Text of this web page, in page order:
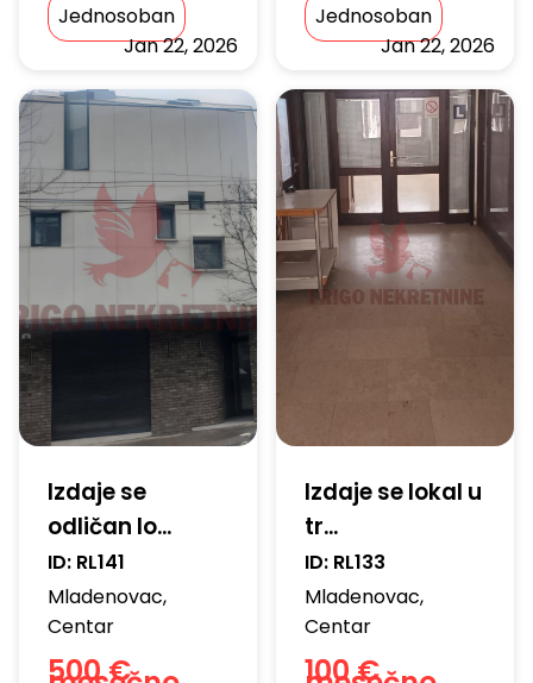
Jednosoban
Jan 22, 2026
Jednosoban
Jan 22, 2026
Izdaje se
odličan lo...
ID: RL141
Mladenovac,
Centar
500 €
Izdaje se lokal u
tr...
ID: RL133
Mladenovac,
Centar
100 €